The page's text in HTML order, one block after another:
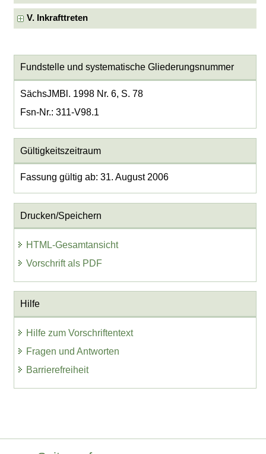
V. Inkrafttreten
Fundstelle und systematische Gliederungsnummer
SächsJMBl. 1998 Nr. 6, S. 78
Fsn-Nr.: 311-V98.1
Gültigkeitszeitraum
Fassung gültig ab: 31. August 2006
Drucken/Speichern
HTML-Gesamtansicht
Vorschrift als PDF
Hilfe
Hilfe zum Vorschriftentext
Fragen und Antworten
Barrierefreiheit